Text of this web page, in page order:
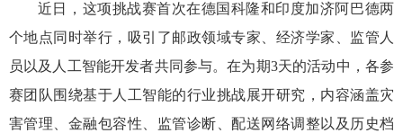
近日，这项挑战赛首次在德国科隆和印度加济阿巴德两
个地点同时举行，吸引了邮政领域专家、经济学家、监管人
员以及人工智能开发者共同参与。在为期3天的活动中，各参
赛团队围绕基于人工智能的行业挑战展开研究，内容涵盖灾
害管理、金融包容性、监管诊断、配送网络调整以及历史档